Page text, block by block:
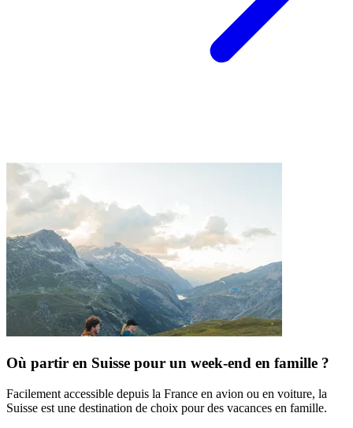
Où partir en Suisse pour un week-end en famille ?
Facilement accessible depuis la France en avion ou en voiture, la
Suisse est une destination de choix pour des vacances en famille.